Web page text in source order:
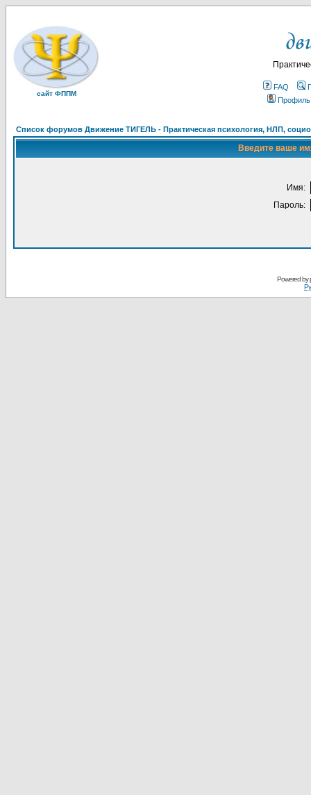
сайт ФППМ
FAQ
Профиль
Список форумов Движение ТИГЕЛЬ - Практическая психология, НЛП,
Введите ваше
Имя:
Пароль:
Powered by